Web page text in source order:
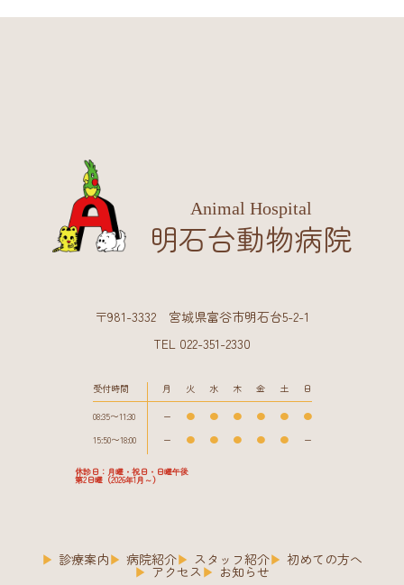
Animal Hospital
明石台動物病院
〒981-3332 宮城県富谷市明石台5-2-1
TEL 022-351-2330
受付時間 月 火 水 木 金 土 日
08:35〜11:30 ー ● ● ● ● ●
●
15:50〜18:00
ー ● ● ● ● ● ー
休診日：月曜・祝日・日曜午後
第2日曜（2026年1月～）
診療案内 病院紹介 スタッフ紹介 初めての方へ
アクセス お知らせ